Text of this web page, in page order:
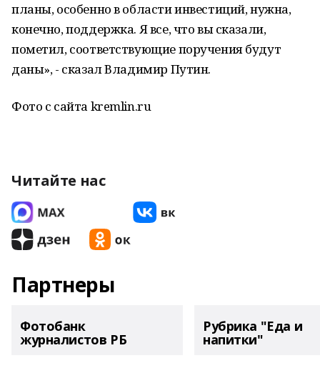
планы, особенно в области инвестиций, нужна,
конечно, поддержка. Я все, что вы сказали,
пометил, соответствующие поручения будут
даны», - сказал Владимир Путин.
Фото с сайта kremlin.ru
Читайте нас
Партнеры
Фотобанк
журналистов РБ
Рубрика "Еда и
напитки"